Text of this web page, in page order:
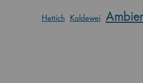
Hettich Kaldewei